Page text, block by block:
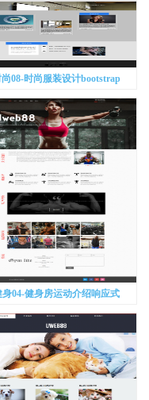
08-时尚服装设计bootstrap
身04-健身房运动介绍响应式